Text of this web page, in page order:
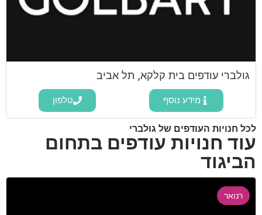
גולברי עודפים בית קלקא, תל אביב
מידע נוסף טלפון
לכל חנויות העודפים של גולברי
עוד חנויות עודפים בתחום
הביגוד
רנואר